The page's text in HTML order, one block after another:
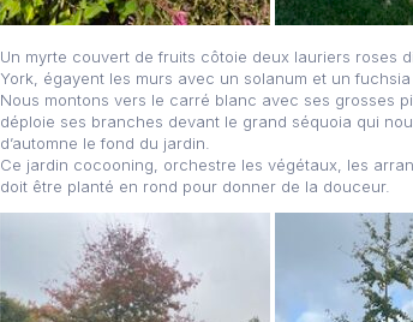
Un myrte couvert de fruits côtoie deux lauriers roses
York, égayent les murs avec un solanum et un
Nous montons vers le carré blanc avec ses grosses
déploie ses branches devant le grand séquoia qui
d’automne le fond du jardin.
Ce jardin cocooning, orchestre les végétaux, les
doit être planté en rond pour donner de la douceur.